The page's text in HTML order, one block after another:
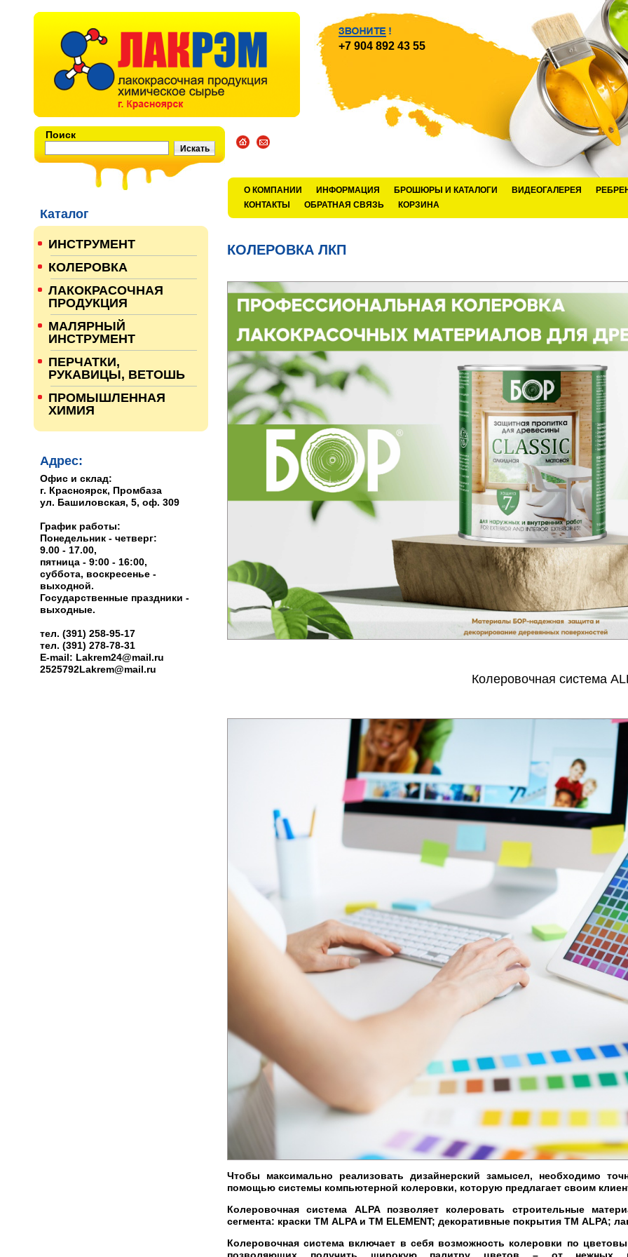
Поиск
О КОМПАНИИ ИНФОРМАЦИЯ БРОШЮРЫ И КАТАЛОГИ ВИДЕОГАЛЕРЕЯ
КОНТАКТЫ
ОБРАТНАЯ СВЯЗЬ КОРЗИНА
+7 904 892 43 55
КОЛЕРОВКА ЛКП
Колеровочная система
Чтобы максимально реализовать дизайнерский замысел, необходимо
помощью системы компьютерной колеровки, которую предлагает своим
Колеровочная система ALPA позволяет колеровать строительные
сегмента: краски ТМ ALPA и ТМ ELEMENT; декоративные покрытия ТМ ALPA;
Колеровочная система включает в себя возможность колеровки по
Каталог
ИНСТРУМЕНТ
КОЛЕРОВКА
ЛАКОКРАСОЧНАЯ
ПРОДУКЦИЯ
МАЛЯРНЫЙ
ИНСТРУМЕНТ
ПЕРЧАТКИ,
РУКАВИЦЫ, ВЕТОШЬ
ПРОМЫШЛЕННАЯ
ХИМИЯ
Адрес:
Офис и склад:
г. Красноярск, Промбаза
ул. Башиловская, 5, оф. 309
График работы:
Понедельник - четверг:
9.00 - 17.00,
пятница - 9:00 - 16:00,
суббота, воскресенье -
выходной.
Государственные праздники -
выходные.
тел. (391) 258-95-17
тел. (391) 278-78-31
E-mail: Lakrem24@mail.ru
2525792Lakrem@mail.ru